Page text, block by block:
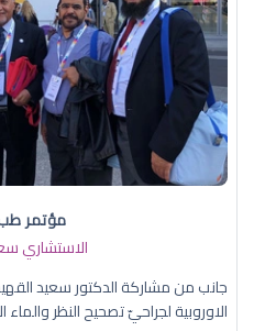
مؤتمر
الاستشاري
جانب من مشاركة الدكتور سعيد
الاوروبية لجراحيّ تصحيح النظر